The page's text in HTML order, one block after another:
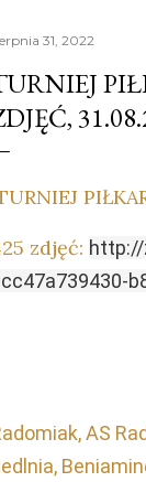
31, 2022
zdjęć:
AS